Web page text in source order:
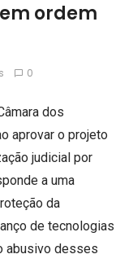
ordem
0
dos
aprovar o projeto
judicial por
a uma
da
de tecnologias
abusivo desses